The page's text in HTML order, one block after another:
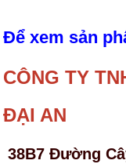
Để xem sản
CÔNG TY
ĐẠI AN
38B7 Đường